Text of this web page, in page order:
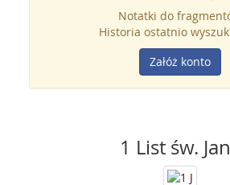
Notatki do
Historia ostatnio
Załóż konto
1 List św.